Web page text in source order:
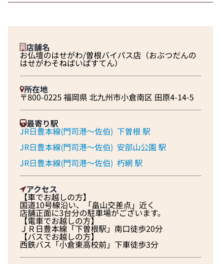
店舗名
お仏壇のはせがわ/曽根バイパス店（おぶつだんの
はせがわそねばいぱすてん）
所在地
〒800-0225 福岡県 北九州市小倉南区 田原4-14-5
最寄り駅
JR日豊本線(門司港～佐伯) 下曽根 駅
JR日豊本線(門司港～佐伯) 安部山公園 駅
JR日豊本線(門司港～佐伯) 朽網 駅
アクセス
【車でお越しの方】
国道10号線沿い、「畠山交差点」近く
店舗正面に3台分の駐車場がございます。
【電車でお越しの方】
ＪＲ日豊本線「下曽根駅」南口徒歩20分
【バスでお越しの方】
西鉄バス「小倉東高校前」下車徒歩3分